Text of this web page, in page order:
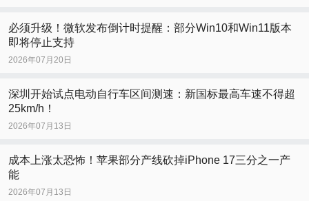
必须升级！微软发布倒计时提醒：部分Win10和Win11版本
即将停止支持
2026年07月20日
深圳开始试点电动自行车区间测速：新国标最高车速不得超
25km/h！
2026年07月13日
成本上涨太恐怖！苹果部分产线砍掉iPhone 17三分之一产
能
2026年07月13日